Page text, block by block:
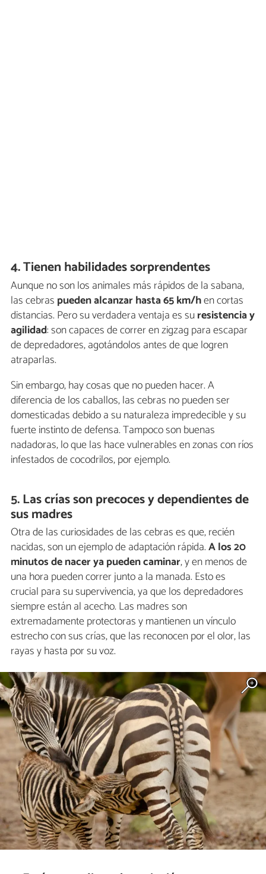
4. Tienen habilidades sorprendentes
Aunque no son los animales más rápidos de la sabana,
las cebras pueden alcanzar hasta 65 km/hen cortas
distancias. Pero su verdadera ventaja es suresistencia y
agilidad: son capaces de correr en zigzag para escapar
de depredadores, agotándolos antes de que logren
atraparlas.
Sin embargo, hay cosas que no pueden hacer. A
diferencia de los caballos, las cebras no pueden ser
domesticadas debido a su naturaleza impredecible y su
fuerte instinto de defensa. Tampoco son buenas
nadadoras, lo que las hace vulnerables en zonas con ríos
infestados de cocodrilos, por ejemplo.
5. Las crías son precoces y dependientes de
sus madres
Otra de las curiosidades de las cebras es que, recién
nacidas, son un ejemplo de adaptación rápida.A los 20
minutos de nacer ya pueden caminar, y en menos de
una hora pueden correr junto a la manada. Esto es
crucial para su supervivencia, ya que los depredadores
siempre están al acecho. Las madres son
extremadamente protectoras y mantienen un vínculo
estrecho con sus crías, que las reconocen por el olor, las
rayas y hasta por su voz.